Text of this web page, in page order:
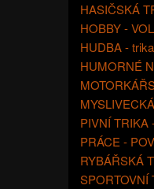
HASIČSKÁ
HOBBY -
HUDBA - trika
HUMORNÉ
PIVNÍ TRIKA
PRÁCE -
RYBÁŘSKÁ
SPORTOVNÍ